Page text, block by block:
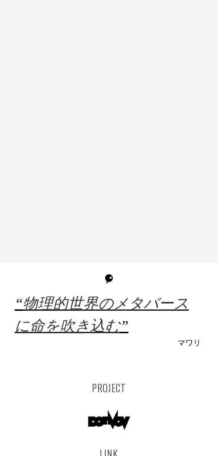
“物理的世界のメタバース
に命を吹き込む”
マワリ
PROJECT